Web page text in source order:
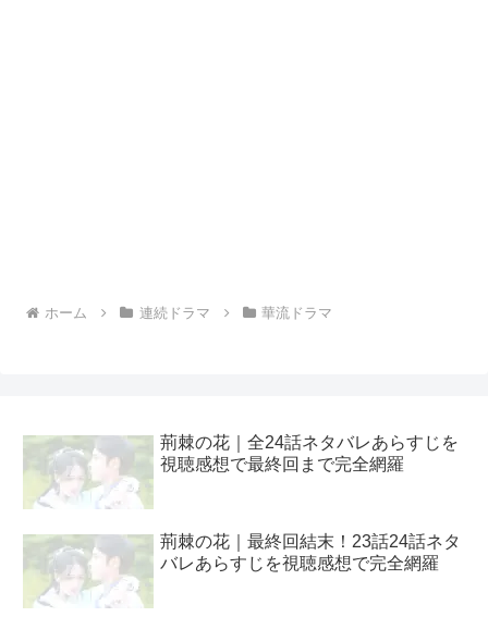
ホーム 連続ドラマ 華流ドラマ
荊棘の花｜全24話ネタバレあらすじを
視聴感想で最終回まで完全網羅
荊棘の花｜最終回結末！23話24話ネタ
バレあらすじを視聴感想で完全網羅